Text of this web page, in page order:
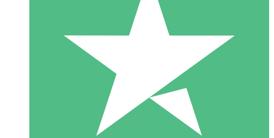
Individuelle Credit-Pakete
Zahlen Sie nach Bedarf mit Download-Credits. Keine
monatliche Verpflichtung erforderlich.
10 00